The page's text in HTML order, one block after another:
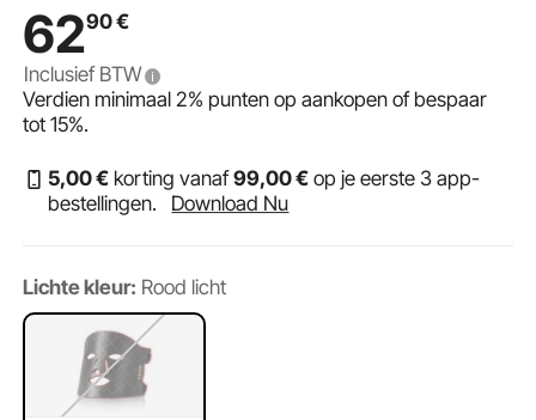
voor de gezondheid van de huid, Anti-aging Rimpel
6290€
Inclusief BTW
Verdien minimaal2% punten op aankopen of bespaar
tot15%.
5,00€ korting vanaf99,00€ op je eerste 3 app-
bestellingen.
Download Nu
Lichte kleur: Rood licht